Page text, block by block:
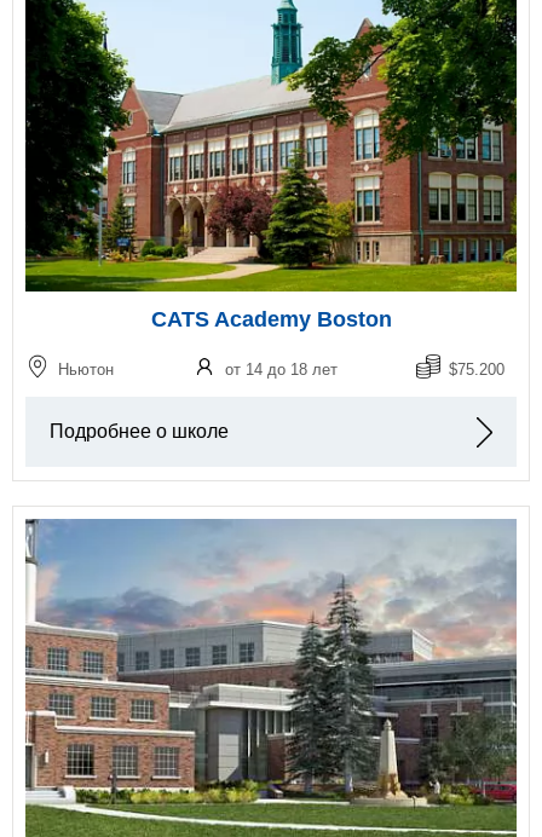
CATS Academy Boston
Ньютон от 14 до 18 лет $75.200
Подробнее о школе